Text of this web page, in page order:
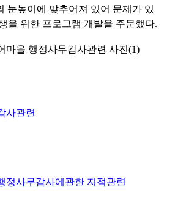
눈높이에 맞추어져 있어 문제가 있
을 위한 프로그램 개발을 주문했다.
사관련
정사무감사에관한 지적관련